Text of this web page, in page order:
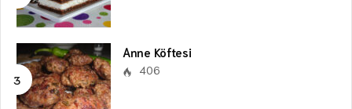
Anne Köftesi
406